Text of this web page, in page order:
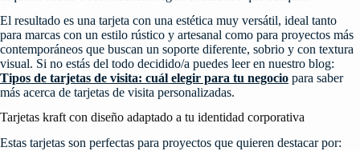
El resultado es una tarjeta con una estética muy versátil, ideal tanto
para marcas con un estilo rústico y artesanal como para proyectos más
contemporáneos que buscan un soporte diferente, sobrio y con textura
visual. Si no estás del todo decidido/a puedes leer en nuestro blog:
Tipos de tarjetas de visita: cuál elegir para tu negocio para saber
más acerca de tarjetas de visita personalizadas.
Tarjetas kraft con diseño adaptado a tu identidad corporativa
Estas tarjetas son perfectas para proyectos que quieren destacar por: